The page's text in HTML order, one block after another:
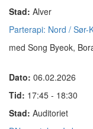
Stad: Alver
Parterapi: Nord / Sør-
med Song Byeok,
Dato: 06.02.2026
Tid: 17:45 - 18:30
Stad: Auditoriet